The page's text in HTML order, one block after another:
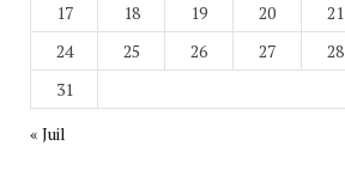
17
18 19 20 21
24
25 26 27 28
31
« Juil